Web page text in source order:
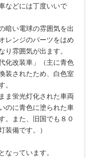
などには丁度いいで
暗い電球の雰囲気を出
レンジのパーツをはめ
り雰囲気が出ます。
化改装車」（主に青色
装されたため、白色室
ま蛍光灯化された車両
のに青色に塗られた車
。また、旧国でも８０
装備です。）
なっています。